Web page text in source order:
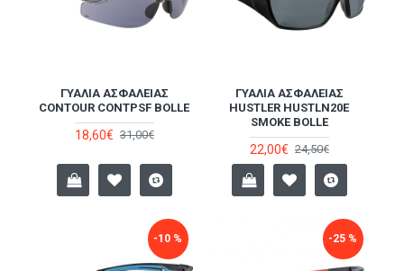
ΓΥΑΛΙΆ ΑΣΦΑΛΕΊΑΣ
CONTOUR CONTPSF BOLLE
18,60€ 31,00€
ΓΥΑΛΙΆ ΑΣΦΑΛΕΊΑΣ
HUSTLER HUSTLN20E
SMOKE BOLLE
22,00€ 24,50€
-10 % -25 %